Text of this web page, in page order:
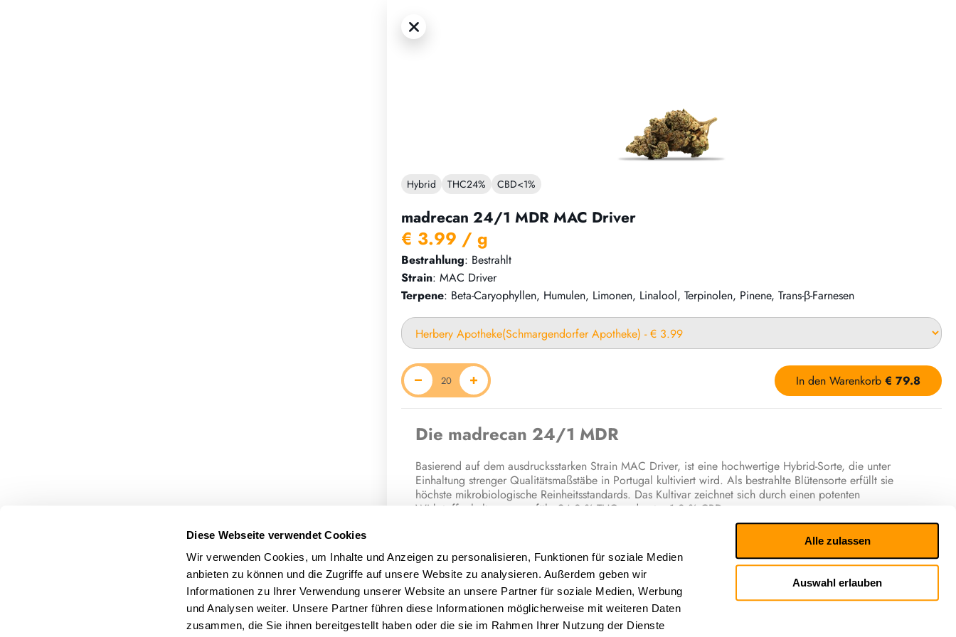
Diese Webseite verwendet Cookies
Wir verwenden Cookies, um Inhalte und Anzeigen zu personalisieren, Funktionen für soziale Medien
anbieten zu können und die Zugriffe auf unsere Website zu analysieren. Außerdem geben wir
Informationen zu Ihrer Verwendung unserer Website an unsere Partner für soziale Medien, Werbung
und Analysen weiter. Unsere Partner führen diese Informationen möglicherweise mit weiteren Daten
zusammen, die Sie ihnen bereitgestellt haben oder die sie im Rahmen Ihrer Nutzung der Dienste
Alle zulassen
Auswahl erlauben
Hybrid THC24% CBD<1%
madrecan 24/1 MDR MAC Driver
€ 3.99 / g
Bestrahlung: Bestrahlt
Strain: MAC Driver
Terpene: Beta-Caryophyllen, Humulen, Limonen, Linalool, Terpinolen, Pinene, Trans-β-Farnesen
In den Warenkorb € 79.8
Die madrecan 24/1 MDR
Basierend auf dem ausdrucksstarken Strain MAC Driver, ist eine hochwertige Hybrid-Sorte, die unter
Einhaltung strenger Qualitätsmaßstäbe in Portugal kultiviert wird. Als bestrahlte Blütensorte erfüllt sie
höchste mikrobiologische Reinheitsstandards. Das Kultivar zeichnet sich durch einen potenten
Wirkstoffgehalt von ungefähr 24,0 % THC und unter 1,0 % CBD aus.
Das sensorische Profil dieser Genetik präsentiert sich als eine besonders harmonische, spritzige und
ausdrucksstarke Kombination: Die spritzige Vitalität von Citrus verschmilzt perfekt mit einer verlockenden
Süße. Tiefgründig abgerundet wird dieses feine Geschmackserlebnis durch eine prägnante, charakterstarke
Diesel-Note.
Das phytochemische Fundament wird durch ein außergewöhnlich breit gefächertes Terpenprofil getragen,
das sich primär aus dem präzise abgestimmten Zusammenspiel der Hauptterpene Terpinolen, Limonen,
Beta-Caryophyllen, Linalool, Humulen, Myrcen, Pinen, Nerolidol und Fenchol zusammensetzt.